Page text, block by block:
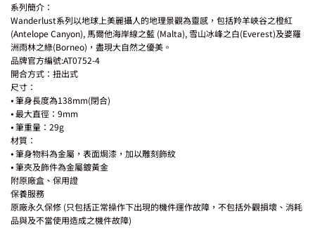
系列簡介：
Wanderlust系列以地球上美麗攝人的地理景觀為靈感，包括羚羊峽谷之橙紅
(Antelope Canyon), 馬爾他海岸線之藍 (Malta), 雪山冰峰之白(Everest)及婆羅
洲雨林之綠(Borneo)，盡現大自然之優美。
品牌官方編號:AT0752-4
開合方式：扭出式
尺寸：
⦁ 筆身長度為138mm(閉合)
⦁ 最大直徑：9mm
⦁ 筆重量：29g
材質：
⦁ 筆身物料為金屬，表面焗漆，加以雕刻飾紋
⦁ 筆夾及飾件為金屬鍍黃金
附原廠盒、保用證
保養服務
原廠永久保修 (只包括正常操作下出現的機件運作故障，不包括外觀損壞、消耗
品與及不當使用造成之機件故障)